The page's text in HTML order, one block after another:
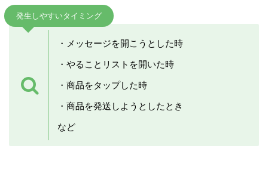
発生しやすいタイミング
・メッセージを開こうとした時
・やることリストを開いた時
・商品をタップした時
・商品を発送しようとしたとき
など